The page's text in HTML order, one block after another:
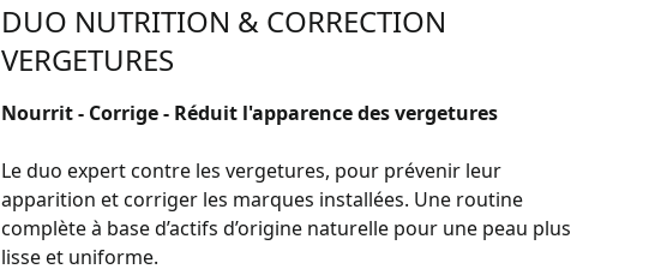
DUO NUTRITION & CORRECTION
VERGETURES
Nourrit - Corrige - Réduit l'apparence des vergetures
Le duo expert contre les vergetures, pour prévenir leur
apparition et corriger les marques installées. Une routine
complète à base d’actifs d’origine naturelle pour une peau plus
lisse et uniforme.